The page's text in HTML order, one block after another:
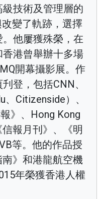
技術及管理層的
變了軌跡，選擇
他屢獲殊榮，在
港曾舉辦十多場
開幕攝影展。作
登，包括CNN、
Citizenside）、
》、Hong Kong
報月刊》、《明
等。他的作品授
》和港龍航空機
年榮獲香港人權